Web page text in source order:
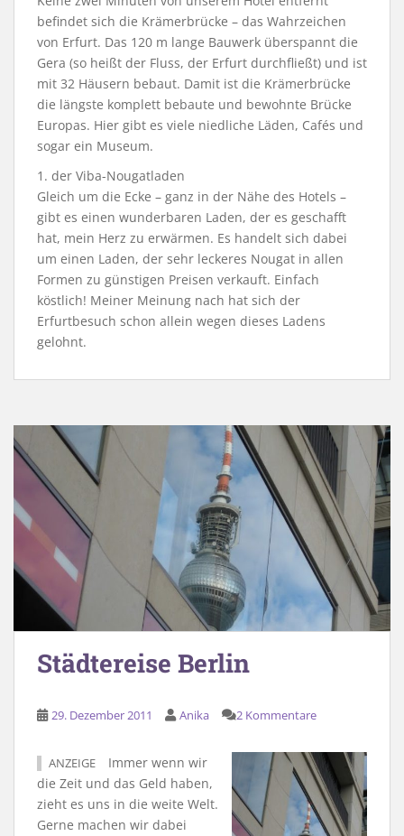
befindet sich die Krämerbrücke – das Wahrzeichen
von Erfurt. Das 120 m lange Bauwerk überspannt die
Gera (so heißt der Fluss, der Erfurt durchfließt) und ist
mit 32 Häusern bebaut. Damit ist die Krämerbrücke
die längste komplett bebaute und bewohnte Brücke
Europas. Hier gibt es viele niedliche Läden, Cafés und
sogar ein Museum.
1. der Viba-Nougatladen
Gleich um die Ecke – ganz in der Nähe des Hotels –
gibt es einen wunderbaren Laden, der es geschafft
hat, mein Herz zu erwärmen. Es handelt sich dabei
um einen Laden, der sehr leckeres Nougat in allen
Formen zu günstigen Preisen verkauft. Einfach
köstlich! Meiner Meinung nach hat sich der
Erfurtbesuch schon allein wegen dieses Ladens
gelohnt.
Städtereise Berlin
29. Dezember 2011 Anika 2 Kommentare
ANZEIGE
Immer wenn wir
die Zeit und das Geld haben,
zieht es uns in die weite Welt.
Gerne machen wir dabei